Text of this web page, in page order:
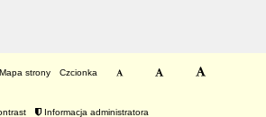
strony Czcionka
Informacja administratora